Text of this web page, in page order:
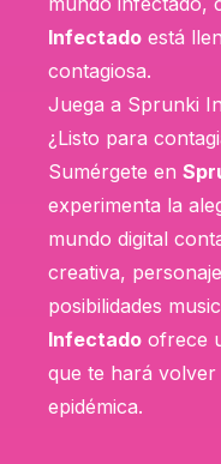
Infectado está
contagiosa.
Juega a Sprunki
¿Listo para
Sumérgete en
experimenta la
mundo digital
creativa,
posibilidades
Infectado ofrece
que te hará
epidémica.